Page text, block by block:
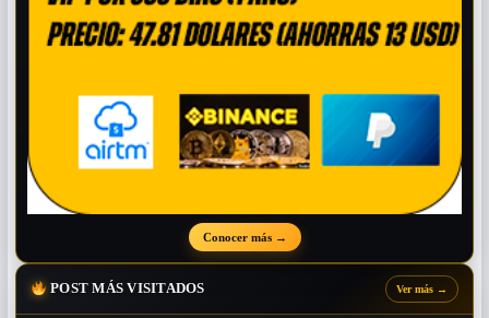
Conocer más →
POST MÁS VISITADOS Ver más →